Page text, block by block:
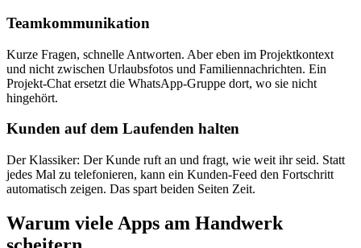
Teamkommunikation
Kurze Fragen, schnelle Antworten. Aber eben im Projektkontext
und nicht zwischen Urlaubsfotos und Familiennachrichten. Ein
Projekt-Chat ersetzt die WhatsApp-Gruppe dort, wo sie nicht
hingehört.
Kunden auf dem Laufenden halten
Der Klassiker: Der Kunde ruft an und fragt, wie weit ihr seid. Statt
jedes Mal zu telefonieren, kann ein Kunden-Feed den Fortschritt
automatisch zeigen. Das spart beiden Seiten Zeit.
Warum viele Apps am Handwerk